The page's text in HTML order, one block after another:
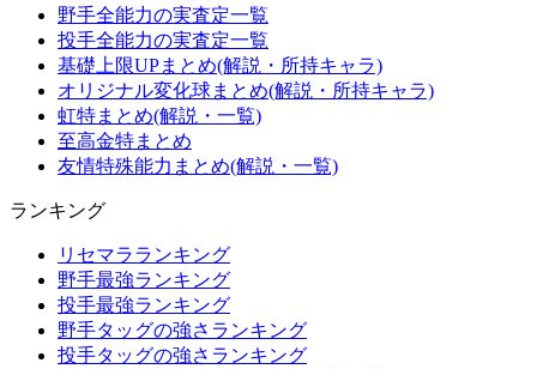
野手全能力の実査定一覧
投手全能力の実査定一覧
基礎上限UPまとめ(解説・所持キャラ)
オリジナル変化球まとめ(解説・所持キャラ)
虹特まとめ(解説・一覧)
至高金特まとめ
友情特殊能力まとめ(解説・一覧)
ランキング
リセマラランキング
野手最強ランキング
投手最強ランキング
野手タッグの強さランキング
投手タッグの強さランキング